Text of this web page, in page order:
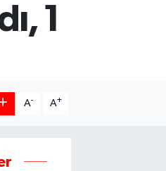
1
A- A+